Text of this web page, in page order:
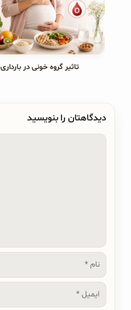
تاثیر گروه خونی در بارداری
دیدگاهتان را بنویسید
نام
ایمیل